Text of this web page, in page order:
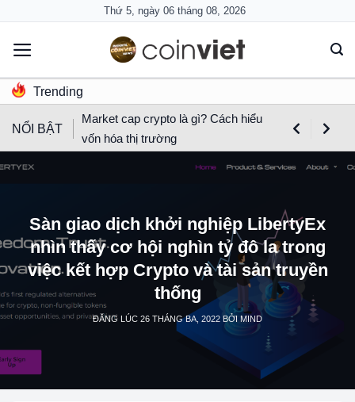
content
Thứ 5, ngày 06 tháng 08, 2026
Trending
NỔI BẬT
Market cap crypto là gì? Cách hiểu
vốn hóa thị trường
Sàn giao dịch khởi nghiệp LibertyEx
nhìn thấy cơ hội nghìn tỷ đô la trong
việc kết hợp Crypto và tài sản truyền
thống
ĐĂNG LÚC 26 THÁNG BA, 2022 BỞI MIND